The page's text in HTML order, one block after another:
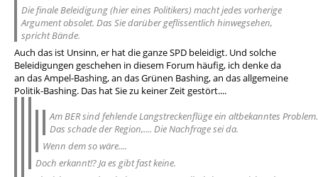
Die finale Beleidigung (hier eines Politikers) macht jedes vorherige
Argument obsolet. Das Sie darüber geflissentlich hinwegsehen,
spricht Bände.
Auch das ist Unsinn, er hat die ganze SPD beleidigt. Und solche
Beleidigungen geschehen in diesem Forum häufig, ich denke da
an das Ampel-Bashing, an das Grünen Bashing, an das allgemeine
Politik-Bashing. Das hat Sie zu keiner Zeit gestört....
Am BER sind fehlende Langstreckenflüge ein altbekanntes Problem.
Das schade der Region,.... Die Nachfrage sei da.
Wenn dem so wäre....
Doch erkannt!? Ja es gibt fast keine.